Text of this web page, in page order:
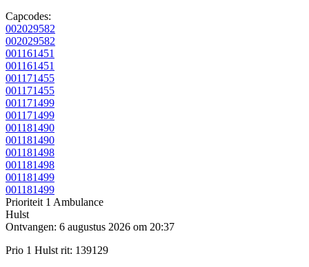
Capcodes:
002029582
002029582
001161451
001161451
001171455
001171455
001171499
001171499
001181490
001181490
001181498
001181498
001181499
001181499
Prioriteit 1 Ambulance
Hulst
Ontvangen: 6 augustus 2026 om 20:37
Prio 1 Hulst rit: 139129